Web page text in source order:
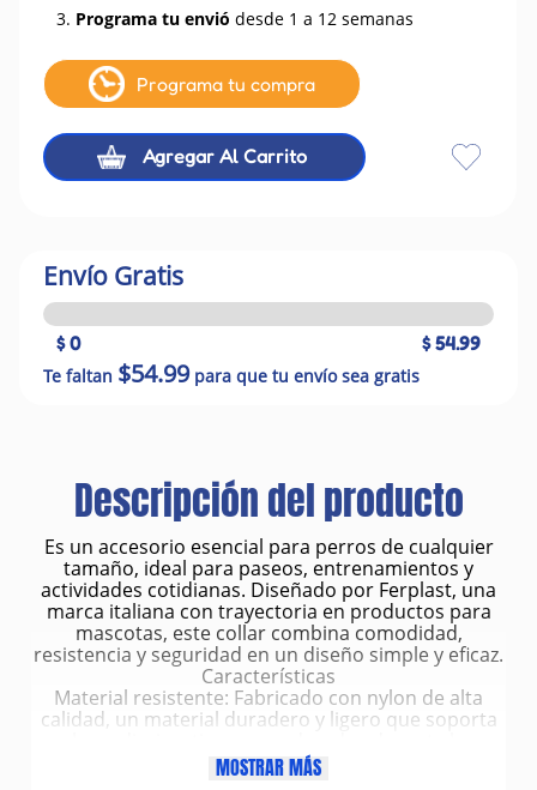
3. Programa tu envió desde 1 a 12 semanas
Programa tu compra
Agregar Al Carrito
Envío Gratis
$ 0 $ 54.99
Te faltan $54.99para que tu envío sea gratis
Descripción del producto
Es un accesorio esencial para perros de cualquier
tamaño, ideal para paseos, entrenamientos y
actividades cotidianas. Diseñado por Ferplast, una
marca italiana con trayectoria en productos para
mascotas, este collar combina comodidad,
resistencia y seguridad en un diseño simple y eficaz.
Características
Material resistente: Fabricado con nylon de alta
calidad, un material duradero y ligero que soporta
paseos.
Acolchado interior suave: Presenta un forro
MOSTRAR MÁS